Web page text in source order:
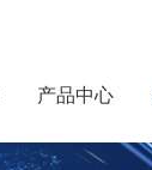
产品中心